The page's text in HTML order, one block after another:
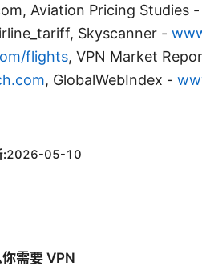
Aviation Pricing Studies -
Skyscanner -
flights, VPN Market
, GlobalWebIndex -
:2026-05-10
需要 VPN